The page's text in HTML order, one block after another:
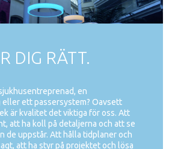
DIG RÄTT.
en
eller ett passersystem? Oavsett
är kvalitet det viktiga för oss. Att
att ha koll på detaljerna och att se
de uppstår. Att hålla tidplaner och
att ha styr på projektet och lösa